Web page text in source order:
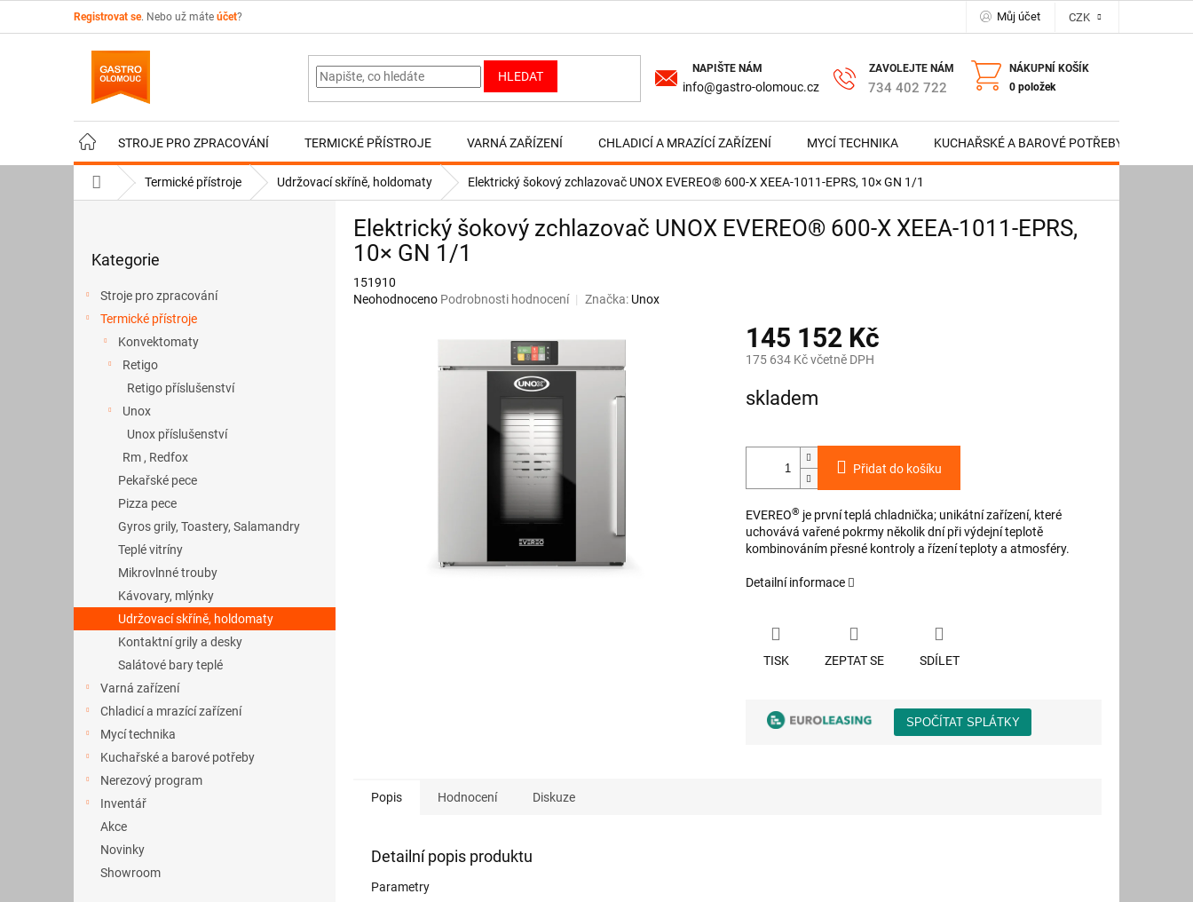
Registrovat se. Nebo už máte účet? Můj účet CZK
HLEDAT
info@gastro-olomouc.cz 734 402 722
NÁKUPNÍ KOŠÍK
0 položek
STROJE PRO ZPRACOVÁNÍ TERMICKÉ PŘÍSTROJE VARNÁ ZAŘÍZENÍ CHLADICÍ A MRAZÍCÍ ZAŘÍZENÍ MYCÍ TECHNIKA KUCHAŘSKÉ A BAROVÉ POTŘEBY
Domů Termické přístroje Udržovací skříně, holdomaty Elektrický šokový zchlazovač UNOX EVEREO® 600-X XEEA-1011-EPRS, 10× GN 1/1
kategorie
Kategorie
Stroje pro zpracování
Termické přístroje
Konvektomaty
Retigo
Retigo příslušenství
Unox
Unox příslušenství
Rm , Redfox
Pekařské pece
Pizza pece
Gyros grily, Toastery, Salamandry
Teplé vitríny
Mikrovlnné trouby
Kávovary, mlýnky
Udržovací skříně, holdomaty
Kontaktní grily a desky
Salátové bary teplé
Varná zařízení
Chladicí a mrazící zařízení
Mycí technika
Kuchařské a barové potřeby
Nerezový program
Inventář
Akce
Novinky
Showroom
Elektrický šokový zchlazovač UNOX EVEREO® 600-X XEEA-1011-EPRS,
10× GN 1/1
151910
Průměrné
Neohodnoceno Podrobnosti hodnocení Značka: Unox
145 152 Kč
175 634 Kč včetně DPH
cena:
skladem
Přidat do košíku
EVEREO® je první teplá chladnička; unikátní zařízení, které
uchovává vařené pokrmy několik dní při výdejní teplotě
kombinováním přesné kontroly a řízení teploty a atmosféry.
Detailní informace
TISK ZEPTAT SE SDÍLET
Popis Hodnocení Diskuze
Detailní popis produktu
Parametry